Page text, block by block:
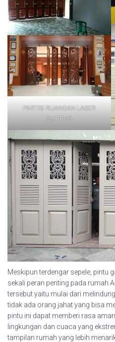
PARTISI RUANGAN LASER
CUTTING
Meskipun terdengar sepele, pintu
sekali peran penting pada rumah
tersebut yaitu mulai dari
tidak ada orang jahat yang bisa
pintu ini dapat memberi rasa
lingkungan dan cuaca yang
tampilan rumah yang lebih